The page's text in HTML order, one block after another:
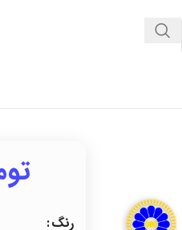
رنگ